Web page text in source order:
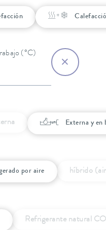
(°C)
Externa y en
por aire híbrido
Refrigerante natural